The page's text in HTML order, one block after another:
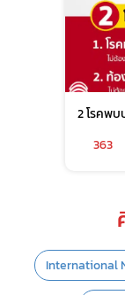
2 โรคพบ
363
International